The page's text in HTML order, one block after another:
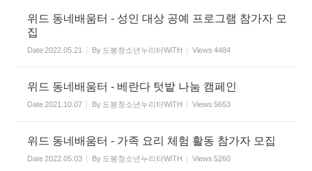
위드 동네배움터 - 성인 대상 공예 프로그램 참가자 모
집
Date2022.05.21 By 도봉청소년누리터WiTH Views 4484
위드 동네배움터 - 베란다 텃밭 나눔 캠페인
Date2021.10.07 By 도봉청소년누리터WiTH Views 5653
위드 동네배움터 - 가족 요리 체험 활동 참가자 모집
Date2022.05.03 By 도봉청소년누리터WiTH Views 5260